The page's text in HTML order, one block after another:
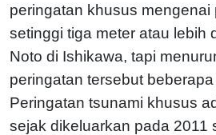
peringatan khusus mengenai
setinggi tiga meter atau lebih
Noto di Ishikawa, tapi
peringatan tersebut
Peringatan tsunami khusus
sejak dikeluarkan pada 2011